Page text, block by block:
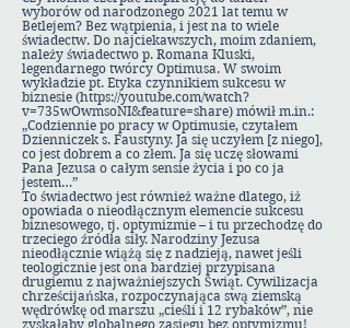
wyborów od narodzonego 2021 lat temu w
Betlejem? Bez wątpienia, i jest na to wiele
świadectw. Do najciekawszych, moim zdaniem,
należy świadectwo p. Romana Kluski,
legendarnego twórcy Optimusa. W swoim
wykładzie pt. Etyka czynnikiem sukcesu w
biznesie (https://youtube.com/watch?
v=735wOwmsoNI&feature=share) mówił m.in.:
„Codziennie po pracy w Optimusie, czytałem
Dzienniczek s. Faustyny. Ja się uczyłem [z niego],
co jest dobrem a co złem. Ja się uczę słowami
Pana Jezusa o całym sensie życia i po co ja
jestem…”
To świadectwo jest również ważne dlatego, iż
opowiada o nieodłącznym elemencie sukcesu
biznesowego, tj. optymizmie – i tu przechodzę do
trzeciego źródła siły. Narodziny Jezusa
nieodłącznie wiążą się z nadzieją, nawet jeśli
teologicznie jest ona bardziej przypisana
drugiemu z najważniejszych Świąt. Cywilizacja
chrześcijańska, rozpoczynająca swą ziemską
wędrówkę od marszu „cieśli i 12 rybaków”, nie
zyskałaby globalnego zasięgu bez optymizmu!